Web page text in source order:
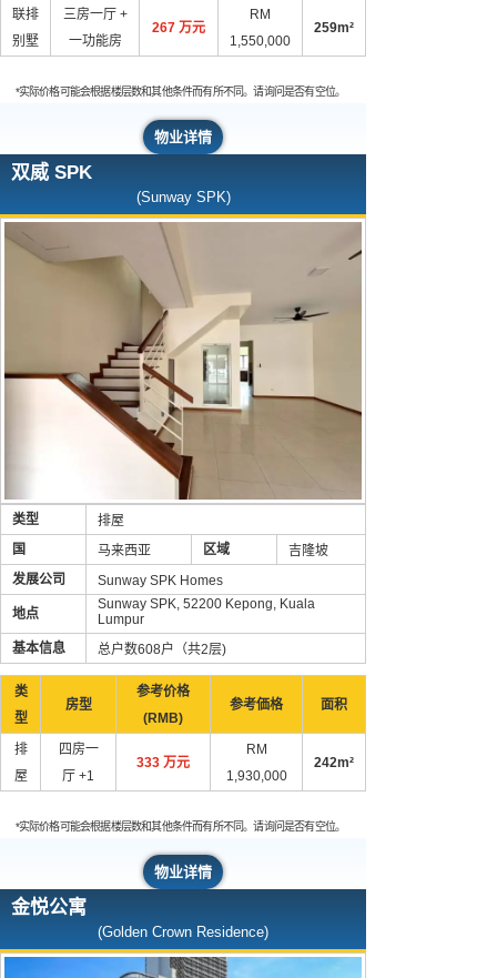
联排
别墅
三房一厅 +
一功能房
267 万元
RM
1,550,000
259m²
*实际价格可能会根据楼层数和其他条件而有所不同。请询问是否有空位。
物业详情
双威 SPK
(Sunway SPK)
类型
排屋
国
马来西亚 区域
吉隆坡
发展公司
Sunway SPK Homes
地点
Sunway SPK, 52200 Kepong, Kuala
Lumpur
基本信息
总户数608户（共2层)
类
型
房型
参考价格
(RMB)
参考価格 面积
排
屋
四房一
厅 +1
333 万元
RM
1,930,000
242m²
*实际价格可能会根据楼层数和其他条件而有所不同。请询问是否有空位。
物业详情
金悦公寓
(Golden Crown Residence)